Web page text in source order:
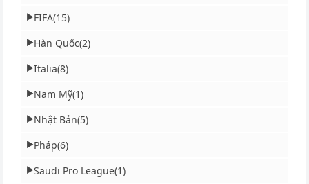
▶FIFA(15)
▶Hàn Quốc(2)
▶Italia(8)
▶Nam Mỹ(1)
▶Nhật Bản(5)
▶Pháp(6)
▶Saudi Pro League(1)